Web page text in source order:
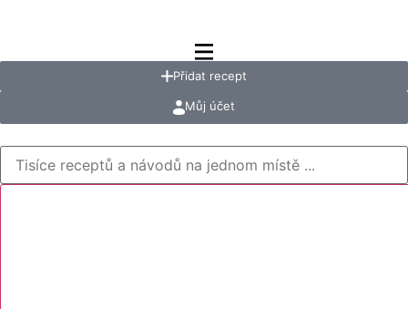
Přidat recept
Můj účet